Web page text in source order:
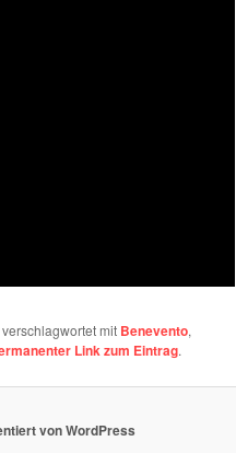
mit Benevento,
Link zum Eintrag.
von WordPress